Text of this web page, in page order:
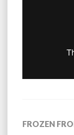
FROZEN